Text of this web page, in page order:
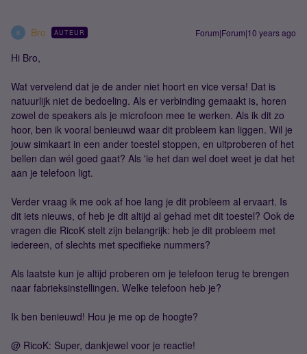
B Bro AUTEUR Forum|Forum|10 years ago
Hi Bro,
Wat vervelend dat je de ander niet hoort en vice versa! Dat is
natuurlijk niet de bedoeling. Als er verbinding gemaakt is, horen
zowel de speakers als je microfoon mee te werken. Als ik dit zo
hoor, ben ik vooral benieuwd waar dit probleem kan liggen. Wil je
jouw simkaart in een ander toestel stoppen, en uitproberen of het
bellen dan wél goed gaat? Als 'ie het dan wel doet weet je dat het
aan je telefoon ligt.
Verder vraag ik me ook af hoe lang je dit probleem al ervaart. Is
dit iets nieuws, of heb je dit altijd al gehad met dit toestel? Ook de
vragen die RicoK stelt zijn belangrijk: heb je dit probleem met
iedereen, of slechts met specifieke nummers?
Als laatste kun je altijd proberen om je telefoon terug te brengen
naar fabrieksinstellingen. Welke telefoon heb je?
Ik ben benieuwd! Hou je me op de hoogte?
@ RicoK: Super, dankjewel voor je reactie!